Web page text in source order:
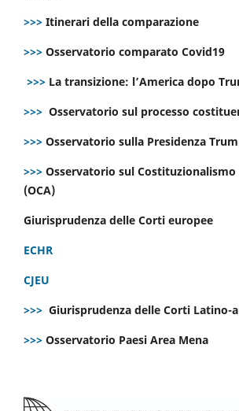
>>> Itinerari della comparazione
>>> Osservatorio comparato Covid19
>>> La transizione: l’America dopo
>>> Osservatorio sul processo
>>> Osservatorio sulla Presidenza
>>> Osservatorio sul
(OCA)
Giurisprudenza delle Corti europee
ECHR
CJEU
>>> Giurisprudenza delle Corti Latino-
>>> Osservatorio Paesi Area Mena